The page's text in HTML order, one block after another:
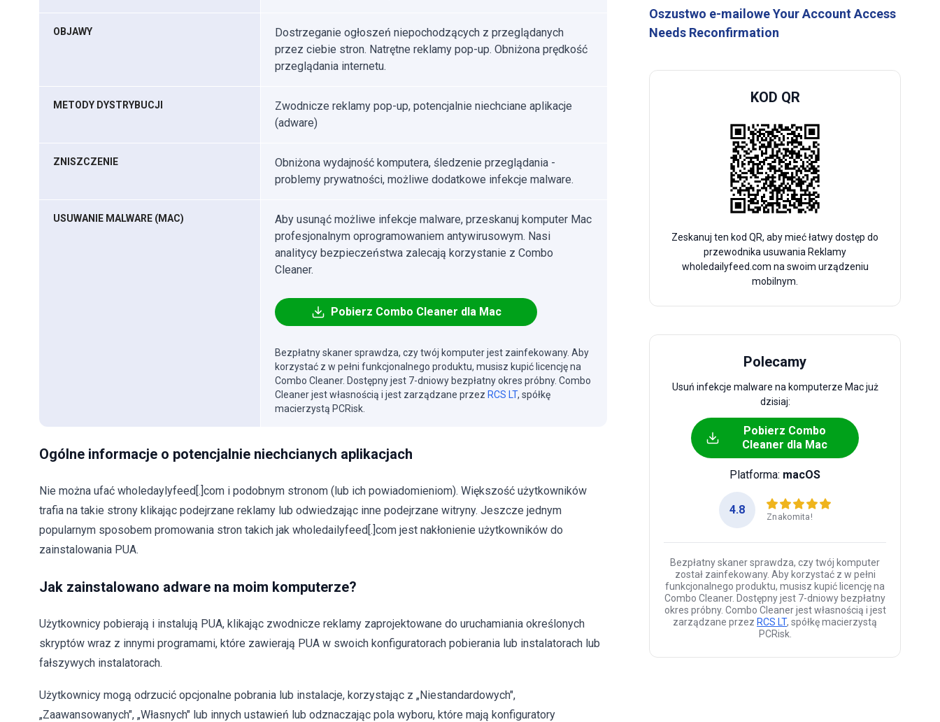
OBJAWY
Dostrzeganie ogłoszeń niepochodzących z przeglądanych
przez ciebie stron. Natrętne reklamy pop-up. Obniżona prędkość
przeglądania internetu.
METODY DYSTRYBUCJI
Zwodnicze reklamy pop-up, potencjalnie niechciane aplikacje
(adware)
ZNISZCZENIE
Obniżona wydajność komputera, śledzenie przeglądania -
problemy prywatności, możliwe dodatkowe infekcje malware.
USUWANIE MALWARE (MAC)
Aby usunąć możliwe infekcje malware, przeskanuj komputer Mac
profesjonalnym oprogramowaniem antywirusowym. Nasi
analitycy bezpieczeństwa zalecają korzystanie z Combo
Cleaner.
Pobierz Combo Cleaner dla Mac
Bezpłatny skaner sprawdza, czy twój komputer jest zainfekowany. Aby
korzystać z w pełni funkcjonalnego produktu, musisz kupić licencję na
Combo Cleaner. Dostępny jest 7-dniowy bezpłatny okres próbny. Combo
Cleaner jest własnością i jest zarządzane przez RCS LT, spółkę
macierzystą PCRisk.
Ogólne informacje o potencjalnie niechcianych aplikacjach
Nie można ufać wholedaylyfeed[.]com i podobnym stronom (lub ich powiadomieniom). Większość użytkowników
trafia na takie strony klikając podejrzane reklamy lub odwiedzając inne podejrzane witryny. Jeszcze jednym
popularnym sposobem promowania stron takich jak wholedailyfeed[.]com jest nakłonienie użytkowników do
zainstalowania PUA.
Jak zainstalowano adware na moim komputerze?
Użytkownicy pobierają i instalują PUA, klikając zwodnicze reklamy zaprojektowane do uruchamiania określonych
skryptów wraz z innymi programami, które zawierają PUA w swoich konfiguratorach pobierania lub instalatorach lub
fałszywych instalatorach.
Użytkownicy mogą odrzucić opcjonalne pobrania lub instalacje, korzystając z „Niestandardowych",
„Zaawansowanych", „Własnych" lub innych ustawień lub odznaczając pola wyboru, które mają konfiguratory
Oszustwo e-mailowe Your Account Access
Needs Reconfirmation
KOD QR
Zeskanuj ten kod QR, aby mieć łatwy dostęp do
przewodnika usuwania Reklamy
wholedailyfeed.com na swoim urządzeniu
mobilnym.
Polecamy
Usuń infekcje malware na komputerze Mac już
dzisiaj:
Pobierz Combo
Cleaner dla Mac
Platforma: macOS
4.8
Znakomita!
Bezpłatny skaner sprawdza, czy twój komputer
został zainfekowany. Aby korzystać z w pełni
funkcjonalnego produktu, musisz kupić licencję na
Combo Cleaner. Dostępny jest 7-dniowy bezpłatny
okres próbny. Combo Cleaner jest własnością i jest
zarządzane przez RCS LT, spółkę macierzystą
PCRisk.